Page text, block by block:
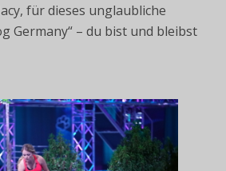
für dieses unglaubliche
Germany“ – du bist und bleibst